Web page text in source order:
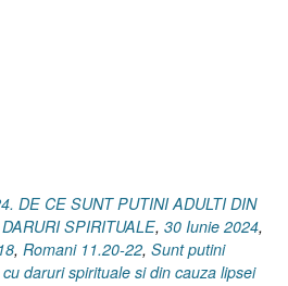
2.16-
30
DE CE SUNT PUTINI ADULTI DIN
SPIRITUALE, 30 Iunie 2024,
, Romani 11.20-22, Sunt putini
daruri spirituale si din cauza lipsei